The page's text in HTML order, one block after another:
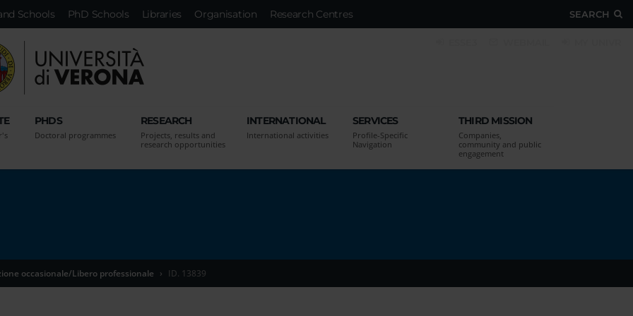
SEARCH
Schools PhD Schools Libraries Organisation Research Centres
PHDS
Doctoral programmes
RESEARCH
Projects, results and
research opportunities
INTERNATIONAL
International activities
SERVICES
Profile-Specific
Navigation
THIRD MISSION
Companies,
community and public
engagement
occasionale/Libero professionale ID. 13839